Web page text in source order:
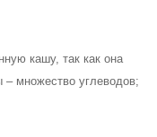
кашу, так как она
– множество углеводов;